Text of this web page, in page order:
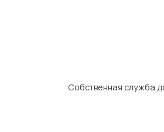
Собственная служба